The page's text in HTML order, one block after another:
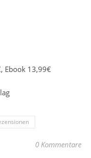
Ebook 13,99€
0 Kommentare